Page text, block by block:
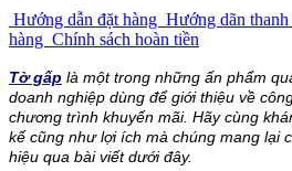
Hướng dẫn đặt hàng Hướng dãn thanh
hàng Chính sách hoàn tiền
Tờ gấp là một trong những ấn phẩm
doanh nghiệp dùng để giới thiệu về
chương trình khuyến mãi. Hãy cùng
kế cũng như lợi ích mà chúng mang lại
hiệu qua bài viết dưới đây.